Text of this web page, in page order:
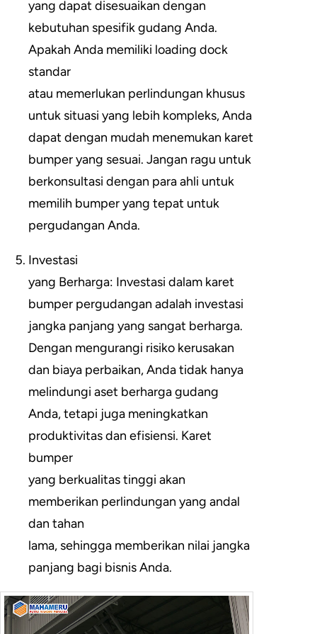
yang dapat disesuaikan dengan
kebutuhan spesifik gudang Anda.
Apakah Anda memiliki loading dock
standar
atau memerlukan perlindungan khusus
untuk situasi yang lebih kompleks, Anda
dapat dengan mudah menemukan karet
bumper yang sesuai. Jangan ragu untuk
berkonsultasi dengan para ahli untuk
memilih bumper yang tepat untuk
pergudangan Anda.
Investasi
yang Berharga: Investasi dalam karet
bumper pergudangan adalah investasi
jangka panjang yang sangat berharga.
Dengan mengurangi risiko kerusakan
dan biaya perbaikan, Anda tidak hanya
melindungi aset berharga gudang
Anda, tetapi juga meningkatkan
produktivitas dan efisiensi. Karet
bumper
yang berkualitas tinggi akan
memberikan perlindungan yang andal
dan tahan
lama, sehingga memberikan nilai jangka
panjang bagi bisnis Anda.